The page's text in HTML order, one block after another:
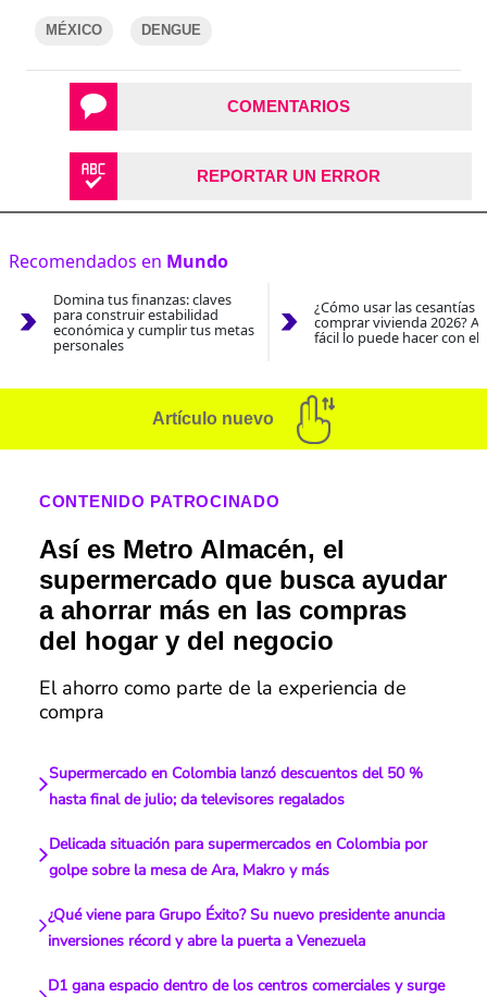
MÉXICO DENGUE
COMENTARIOS
REPORTAR UN ERROR
Recomendados en Mundo
Domina tus finanzas: claves
para construir estabilidad
económica y cumplir tus metas
personales
¿Cómo usar las cesantías
comprar vivienda 2026?
fácil lo puede hacer con el
Artículo nuevo
CONTENIDO PATROCINADO
Así es Metro Almacén, el
supermercado que busca ayudar
a ahorrar más en las compras
del hogar y del negocio
El ahorro como parte de la experiencia de
compra
Supermercado en Colombia lanzó descuentos del 50 %
hasta final de julio; da televisores regalados
Delicada situación para supermercados en Colombia por
golpe sobre la mesa de Ara, Makro y más
¿Qué viene para Grupo Éxito? Su nuevo presidente anuncia
inversiones récord y abre la puerta a Venezuela
D1 gana espacio dentro de los centros comerciales y surge